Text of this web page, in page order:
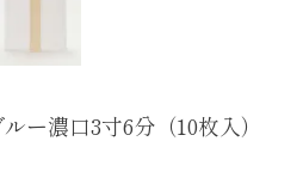
濃口3寸6分（10枚入）